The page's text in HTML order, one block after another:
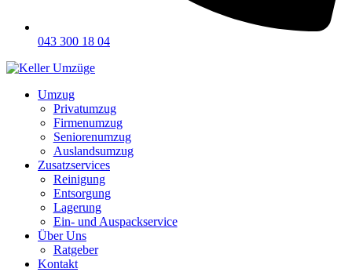
043 300 18 04
Umzug
Privatumzug
Firmenumzug
Seniorenumzug
Auslandsumzug
Zusatzservices
Reinigung
Entsorgung
Lagerung
Ein- und Auspackservice
Über Uns
Ratgeber
Kontakt